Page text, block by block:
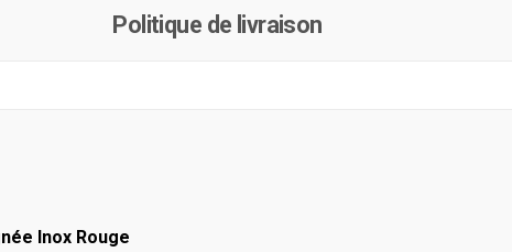
Politique de livraison
Inox Rouge